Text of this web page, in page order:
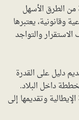
الطرق الأسهل
وقانونية، يعتبرها
والتواجد
دليل على القدرة
داخل البلاد.
وتقديمها إلى